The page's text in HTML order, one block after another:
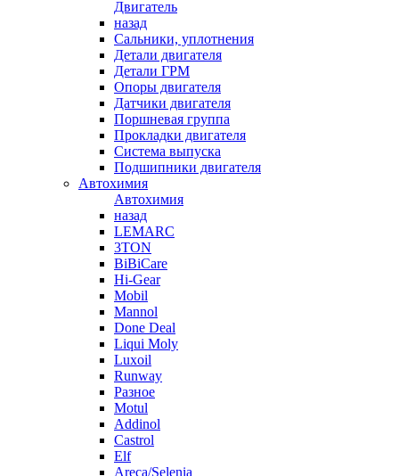
Двигатель
назад
Сальники, уплотнения
Детали двигателя
Детали ГРМ
Опоры двигателя
Датчики двигателя
Поршневая группа
Прокладки двигателя
Система выпуска
Подшипники двигателя
Автохимия
Автохимия
назад
LEMARC
3TON
BiBiCare
Hi-Gear
Mobil
Mannol
Done Deal
Liqui Moly
Luxoil
Runway
Разное
Motul
Addinol
Castrol
Elf
Areca/Selenia